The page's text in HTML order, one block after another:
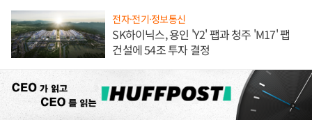
전자·전기·정보통신
SK하이닉스, 용인 'Y2' 팹과 청주 'M17' 팹
건설에 54조 투자 결정